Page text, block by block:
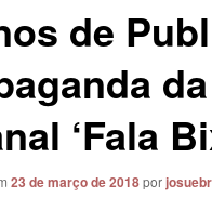
de
‘Fala
23 de março de 2018por